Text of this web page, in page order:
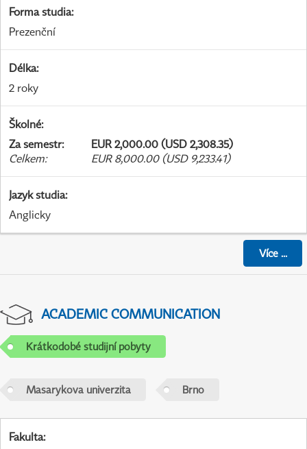
Forma studia:
Prezenční
Délka:
2 roky
Školné:
Za semestr:
EUR 2,000.00 (USD 2,308.35)
Celkem: EUR 8,000.00 (USD 9,233.41)
Jazyk studia:
Anglicky
Více...
ACADEMIC COMMUNICATION
Krátkodobé studijní pobyty
Masarykova univerzita Brno
Fakulta: